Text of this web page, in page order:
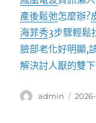
產後鬆弛怎麼辦?
海菲秀3步驟輕鬆
臉部老化好明顯,
解決討人厭的雙
作
admin
發